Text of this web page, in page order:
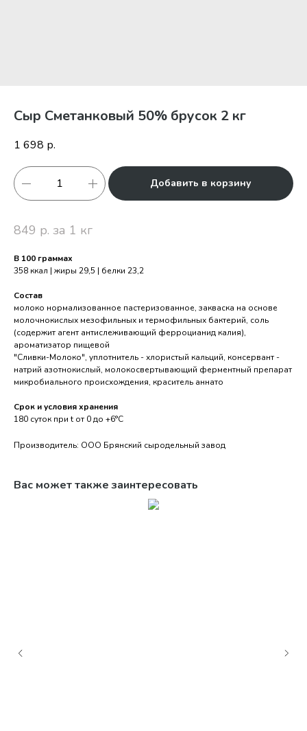
Сыр Сметанковый 50% брусок 2 кг
1 698 р.
Добавить в корзину
849 р. за 1 кг
В 100 граммах
358 ккал | жиры 29,5 | белки 23,2
Состав
молоко нормализованное пастеризованное, закваска на основе
молочнокислых мезофильных и термофильных бактерий, соль
(содержит агент антислеживающий ферроцианид калия),
ароматизатор пищевой
"Сливки-Молоко", уплотнитель - хлористый кальций, консервант -
натрий азотнокислый, молокосвертывающий ферментный препарат
микробиального происхождения, краситель аннато
Срок и условия хранения
180 суток при t от 0 до +6°С
Производитель: ООО Брянский сыродельный завод
Вас может также заинтересовать